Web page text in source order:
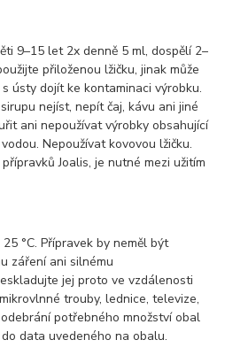
9–15 let 2x denně 5 ml, dospělí 2–
přiloženou lžičku, jinak může
ústy dojít ke kontaminaci výrobku.
nejíst, nepít čaj, kávu ani jiné
ani nepoužívat výrobky obsahující
Nepoužívat kovovou lžičku.
Joalis, je nutné mezi užitím
°C. Přípravek by neměl být
záření ani silnému
jej proto ve vzdálenosti
trouby, lednice, televize,
potřebného množství obal
data uvedeného na obalu.